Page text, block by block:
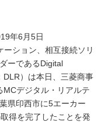
年6月5日
ション、相互接続ソリ
ーであるDigital
DLR）は本日、三菱商事
MCデジタル・リアルテ
県印西市に5エーカー
得を完了したことを発